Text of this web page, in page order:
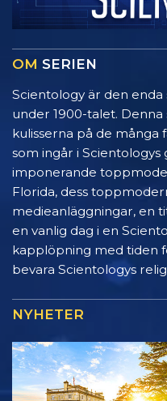
OM SERIEN
Scientology är den
under 1900-talet.
kulisserna på de många
som ingår i Scientologys
imponerande
Florida, dess
medieanläggningar, en
en vanlig dag i en
kapplöpning med tiden
bevara Scientologys
NYHETER